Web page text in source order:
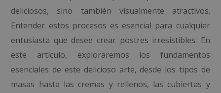
deliciosos, sino también visualmente atractivos.
Entender estos procesos es esencial para cualquier
entusiasta que desee crear postres irresistibles. En
este artículo, exploraremos los fundamentos
esenciales de este delicioso arte, desde los tipos de
masas hasta las cremas y rellenos, las cubiertas y